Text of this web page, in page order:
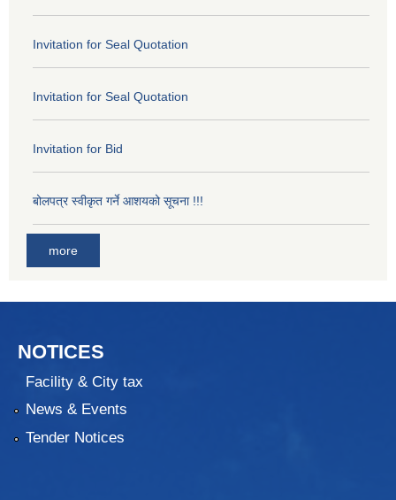
Invitation for Seal Quotation
Invitation for Seal Quotation
Invitation for Bid
बोलपत्र स्वीकृत गर्ने आशयको सूचना !!!
more
NOTICES
Facility & City tax
News & Events
Tender Notices